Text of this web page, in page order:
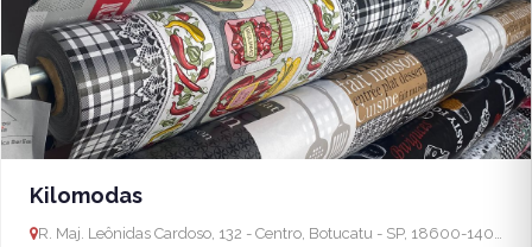
Kilomodas
R. Maj. Leônidas Cardoso, 132 - Centro, Botucatu - SP, 18600-140, Brasil